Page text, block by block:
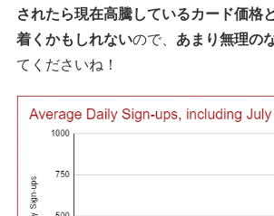
されたら現在高騰しているカード価格
着くかもしれないので、 あまり無理の
てくださいね！